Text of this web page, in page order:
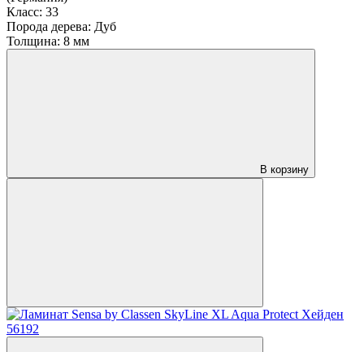
Класс: 33
Порода дерева: Дуб
Толщина: 8 мм
В корзину